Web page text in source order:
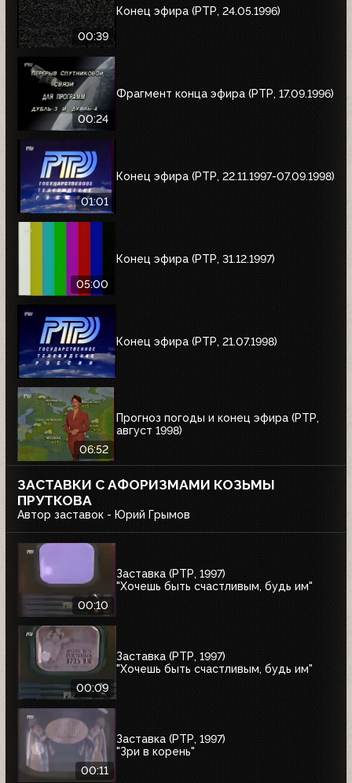
00:39
Конец эфира (РТР, 24.05.1996)
00:24
Фрагмент конца эфира (РТР, 17.09.1996)
01:01
Конец эфира (РТР, 22.11.1997-07.09.1998)
05:00
Конец эфира (РТР, 31.12.1997)
Конец эфира (РТР, 21.07.1998)
06:52
Прогноз погоды и конец эфира (РТР,
август 1998)
ЗАСТАВКИ С АФОРИЗМАМИ КОЗЬМЫ
ПРУТКОВА
Автор заставок - Юрий Грымов
00:10
Заставка (РТР, 1997)
"Хочешь быть счастливым, будь им"
00:09
Заставка (РТР, 1997)
"Хочешь быть счастливым, будь им"
00:11
Заставка (РТР, 1997)
"Зри в корень"